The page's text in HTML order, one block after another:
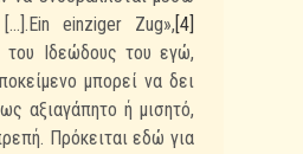
Ein einziger Zug»,[4]
του Ιδεώδους του εγώ,
μπορεί να δει
αξιαγάπητο ή μισητό,
Πρόκειται εδώ για